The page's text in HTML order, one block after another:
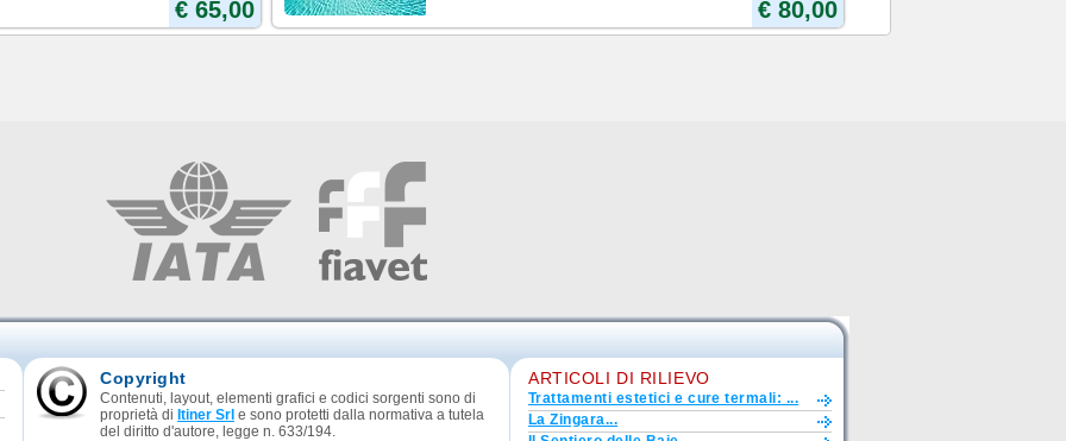
€ 65,00 € 80,00
Copyright
Contenuti, layout, elementi grafici e codici sorgenti sono di
proprietà di Itiner Srl e sono protetti dalla normativa a tutela
del diritto d'autore, legge n. 633/194.
ARTICOLI DI RILIEVO
Trattamenti estetici e cure termali: ...
La Zingara...